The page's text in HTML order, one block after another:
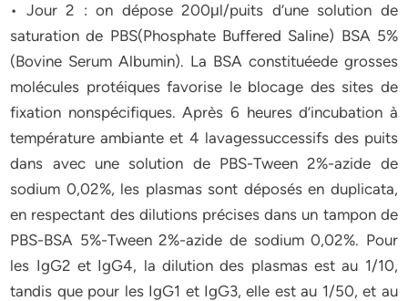
• Jour 2 : on dépose 200μl/puits d’une solution de
saturation de PBS(Phosphate Buffered Saline) BSA 5%
(Bovine Serum Albumin). La BSA constituéede grosses
molécules protéiques favorise le blocage des sites de
fixation nonspécifiques. Après 6 heures d’incubation à
température ambiante et 4 lavagessuccessifs des puits
dans avec une solution de PBS-Tween 2%-azide de
sodium 0,02%, les plasmas sont déposés en duplicata,
en respectant des dilutions précises dans un tampon de
PBS-BSA 5%-Tween 2%-azide de sodium 0,02%. Pour
les IgG2 et IgG4, la dilution des plasmas est au 1/10,
tandis que pour les IgG1 et IgG3, elle est au 1/50, et au